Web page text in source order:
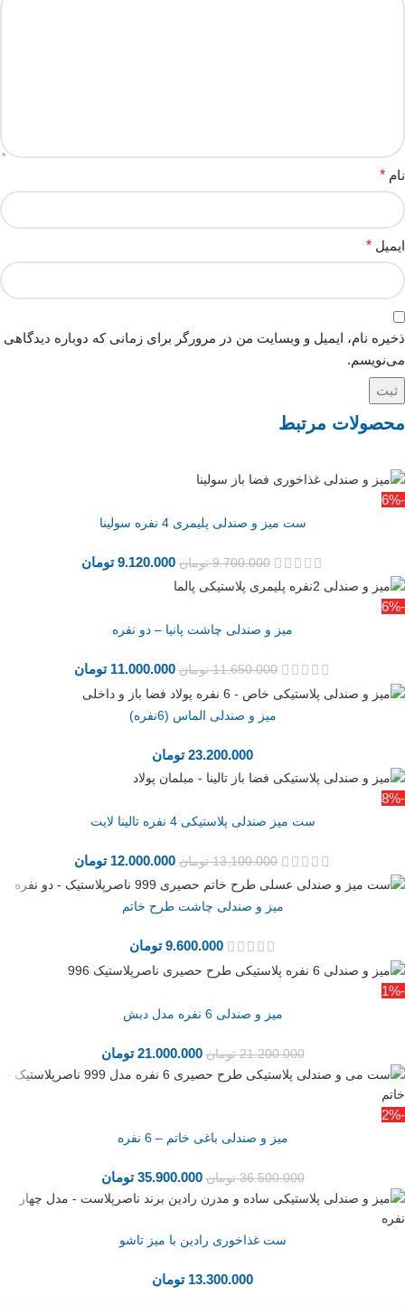
نام *
ایمیل *
ذخیره نام، ایمیل و وبسایت من در مرورگر برای زمانی که دوباره دیدگاهی
می‌نویسم.
محصولات مرتبط
-6%
ست میز و صندلی پلیمری 4 نفره سولینا
9.700.000 تومان 9.120.000 تومان
-6%
میز و صندلی چاشت پانیا – دو نفره
11.650.000 تومان 11.000.000 تومان
میز و صندلی الماس (6نفره)
23.200.000 تومان
-8%
ست میز صندلی پلاستیکی 4 نفره تالینا لایت
13.100.000 تومان 12.000.000 تومان
میز و صندلی چاشت طرح خاتم
9.600.000 تومان
-1%
میز و صندلی 6 نفره مدل دبش
21.200.000 تومان 21.000.000 تومان
-2%
میز و صندلی باغی خاتم – 6 نفره
36.500.000 تومان 35.900.000 تومان
ست غذاخوری رادین با میز تاشو
13.300.000 تومان